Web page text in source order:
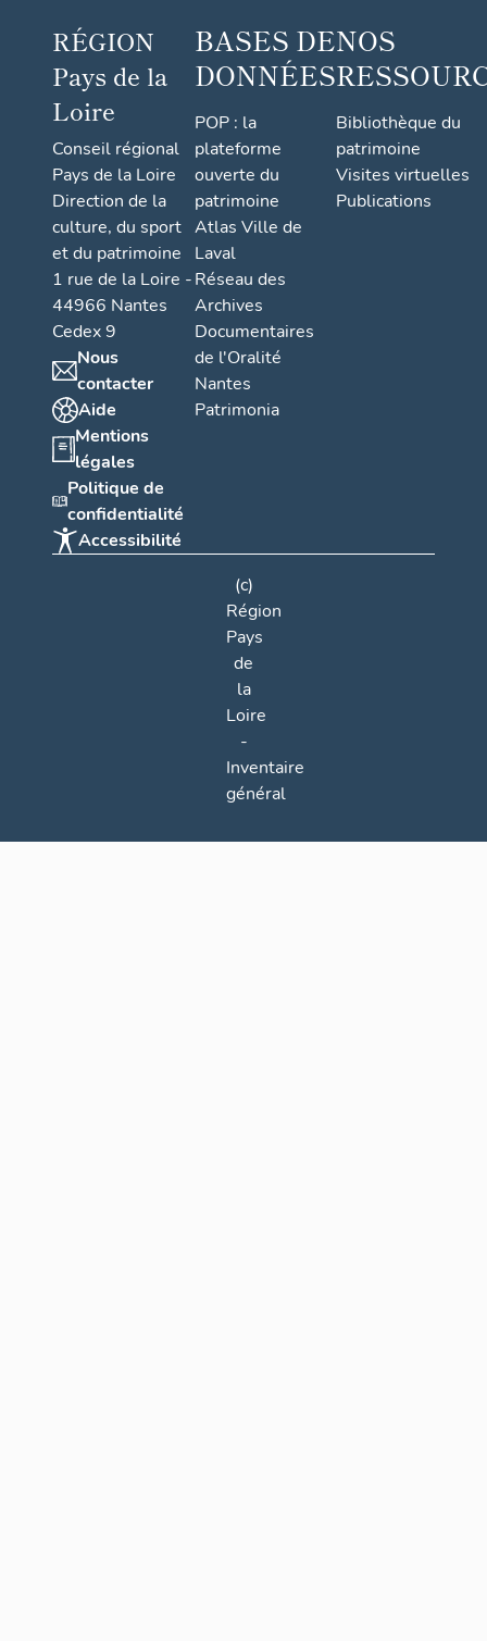
RÉGION
Pays de la
Loire
Conseil régional
Pays de la Loire
Direction de la
culture, du sport
et du patrimoine
1 rue de la Loire -
44966 Nantes
Cedex 9
Nous
contacter
Aide
Mentions
légales
Politique de
confidentialité
Accessibilité
BASES DE
DONNÉES
POP : la
plateforme
ouverte du
patrimoine
Atlas Ville de
Laval
Réseau des
Archives
Documentaires
de l'Oralité
Nantes
Patrimonia
NOS
Bibliothèque du
patrimoine
Visites virtuelles
Publications
(c)
Région
Pays
de
la
Loire
-
Inventaire
général